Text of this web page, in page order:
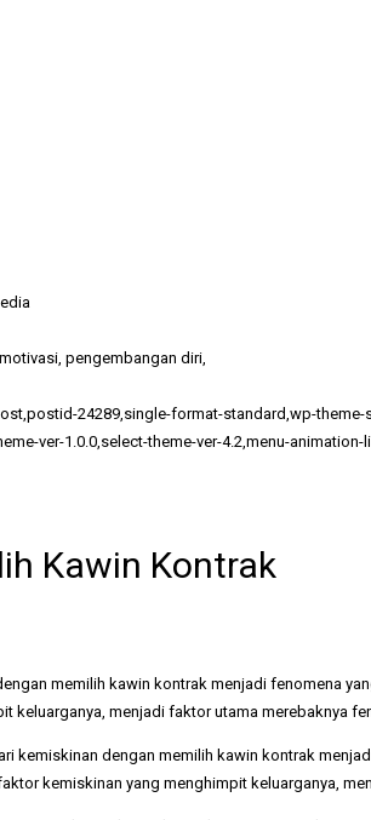
pengembangan diri,
24289,single-format-standard,wp-
ver-1.0.0,select-theme-ver-4.2,menu-
Kawin Kontrak
memilih kawin kontrak menjadi fenomena
keluarganya, menjadi faktor utama merebaknya
kemiskinan dengan memilih kawin kontrak
kemiskinan yang menghimpit keluarganya,